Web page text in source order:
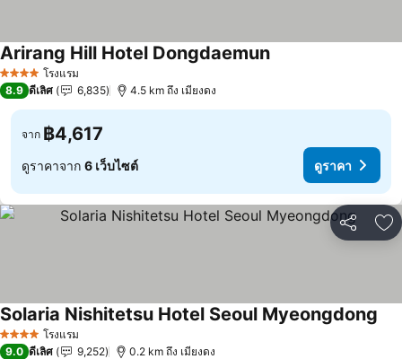
4 ดาว โรงแรม
Arirang Hill Hotel Dongdaemunดูราคา
8.9 ดีเลิศ 6,835 4.5 km ถึง เมียงดง
จาก ฿4,617
ดูราคาจาก 6 เว็บไซต์ ดูราคา
แชร์ เ
4 ดาว โรงแรม
Solaria Nishitetsu Hotel Seoul Myeongdong
9.0 ดีเลิศ 9,252 0.2 km ถึง เมียงดง